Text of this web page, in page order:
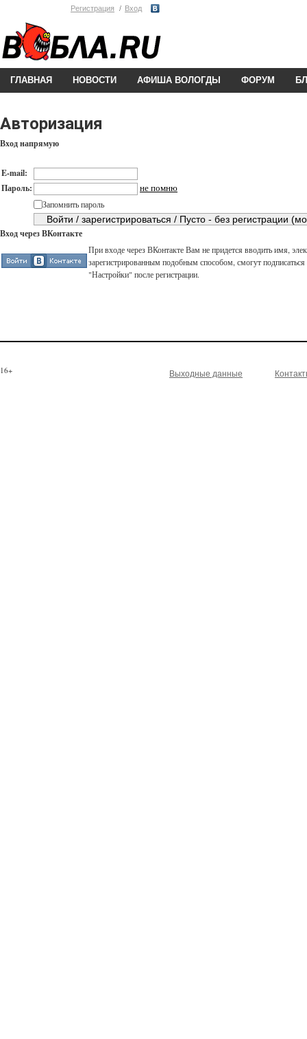
Регистрация Вход
ГЛАВНАЯ НОВОСТИ АФИША ВОЛОГДЫ ФОРУМ
Авторизация
Вход напрямую
E-mail:
Пароль:
не помню
Запомнить пароль
Вход через ВКонтакте
При входе через ВКонтакте Вам не придется вводить имя,
зарегистрированным подобным способом, смогут
"Настройки" после регистрации.
16+ Выходные данные